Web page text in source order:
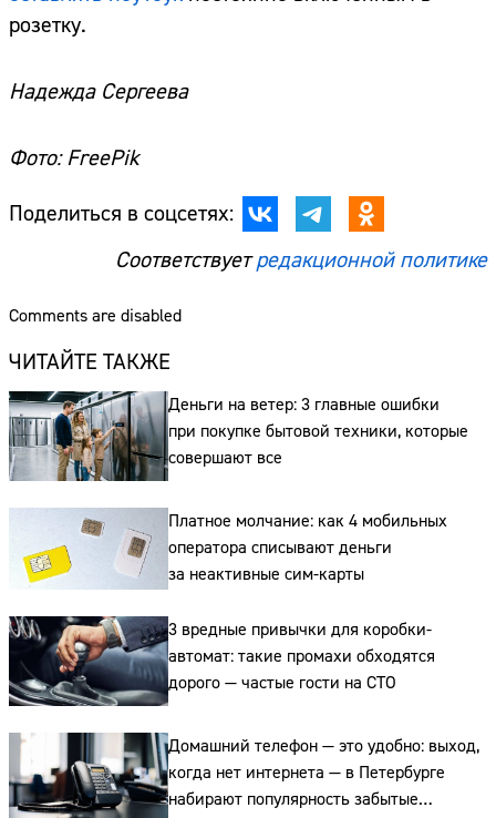
розетку.
Надежда Сергеева
Фото: FreePik
Поделиться в соцсетях:
Соответствуетредакционной политике
Comments are disabled
ЧИТАЙТЕ ТАКЖЕ
Деньги на ветер: 3 главные ошибки
при покупке бытовой техники, которые
совершают все
Платное молчание: как 4 мобильных
оператора списывают деньги
за неактивные сим-карты
3 вредные привычки для коробки-
автомат: такие промахи обходятся
дорого — частые гости на СТО
Домашний телефон — это удобно: выход,
когда нет интернета — в Петербурге
набирают популярность забытые